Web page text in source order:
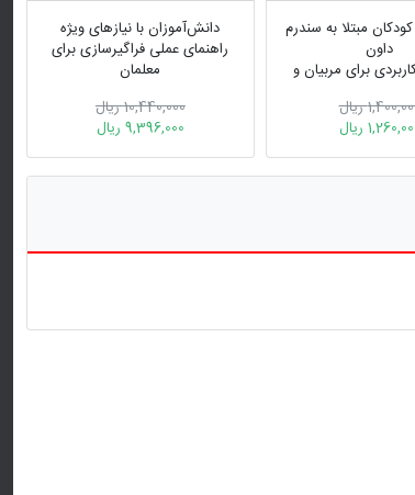
مبتلا به سندرم
داون
برای مربیان و
ریال
ریال
دانش‌آموزان با نیازهای ویژه
راهنمای عملی فراگیرسازی برای
معلمان
10,440,000 ریال
9,396,000 ریال